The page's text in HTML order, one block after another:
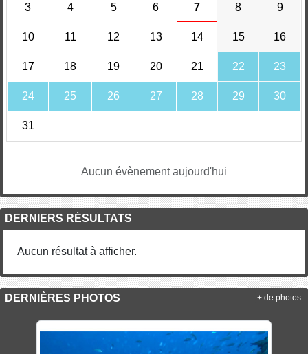
3 4 5 6 7 8 9
10 11 12 13 14 15 16
17 18 19 20 21 22 23
24 25 26 27 28 29 30
31
Aucun évènement aujourd'hui
DERNIERS RÉSULTATS
Aucun résultat à afficher.
DERNIÈRES PHOTOS + de photos